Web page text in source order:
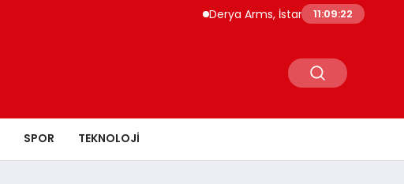
Derya Arms, İstanbul Prohunt 2026’da
11:09:22
SPOR TEKNOLOJI